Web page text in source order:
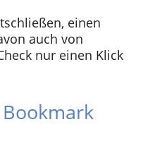
einen
auch von
nur einen Klick